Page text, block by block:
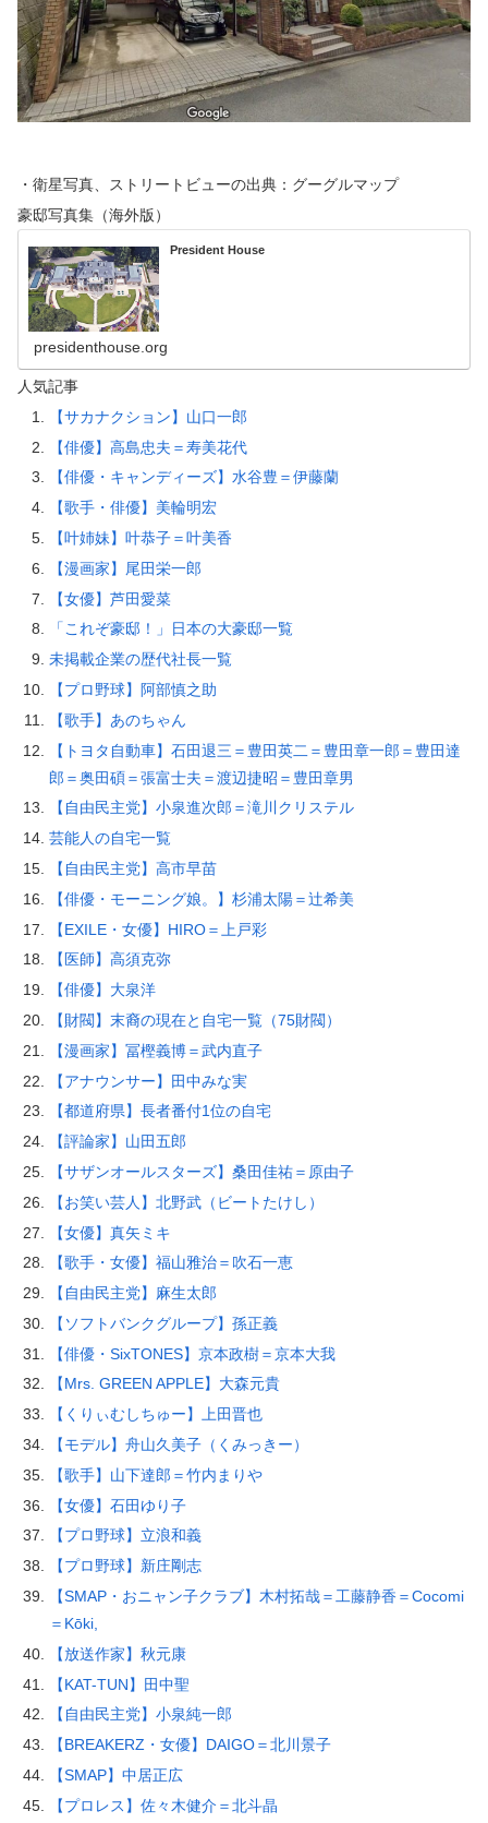
・衛星写真、ストリートビューの出典：グーグルマップ
豪邸写真集（海外版）
President House
presidenthouse.org
人気記事
【サカナクション】山口一郎
【俳優】高島忠夫＝寿美花代
【俳優・キャンディーズ】水谷豊＝伊藤蘭
【歌手・俳優】美輪明宏
【叶姉妹】叶恭子＝叶美香
【漫画家】尾田栄一郎
【女優】芦田愛菜
「これぞ豪邸！」日本の大豪邸一覧
未掲載企業の歴代社長一覧
【プロ野球】阿部慎之助
【歌手】あのちゃん
【トヨタ自動車】石田退三＝豊田英二＝豊田章一郎＝豊田達
郎＝奥田碩＝張富士夫＝渡辺捷昭＝豊田章男
【自由民主党】小泉進次郎＝滝川クリステル
芸能人の自宅一覧
【自由民主党】高市早苗
【俳優・モーニング娘。】杉浦太陽＝辻希美
【EXILE・女優】HIRO＝上戸彩
【医師】高須克弥
【俳優】大泉洋
【財閥】末裔の現在と自宅一覧（75財閥）
【漫画家】冨樫義博＝武内直子
【アナウンサー】田中みな実
【都道府県】長者番付1位の自宅
【評論家】山田五郎
【サザンオールスターズ】桑田佳祐＝原由子
【お笑い芸人】北野武（ビートたけし）
【女優】真矢ミキ
【歌手・女優】福山雅治＝吹石一恵
【自由民主党】麻生太郎
【ソフトバンクグループ】孫正義
【俳優・SixTONES】京本政樹＝京本大我
【Mrs. GREEN APPLE】大森元貴
【くりぃむしちゅー】上田晋也
【モデル】舟山久美子（くみっきー）
【歌手】山下達郎＝竹内まりや
【女優】石田ゆり子
【プロ野球】立浪和義
【プロ野球】新庄剛志
【SMAP・おニャン子クラブ】木村拓哉＝工藤静香＝Cocomi
＝Kōki,
【放送作家】秋元康
【KAT-TUN】田中聖
【自由民主党】小泉純一郎
【BREAKERZ・女優】DAIGO＝北川景子
【SMAP】中居正広
【プロレス】佐々木健介＝北斗晶